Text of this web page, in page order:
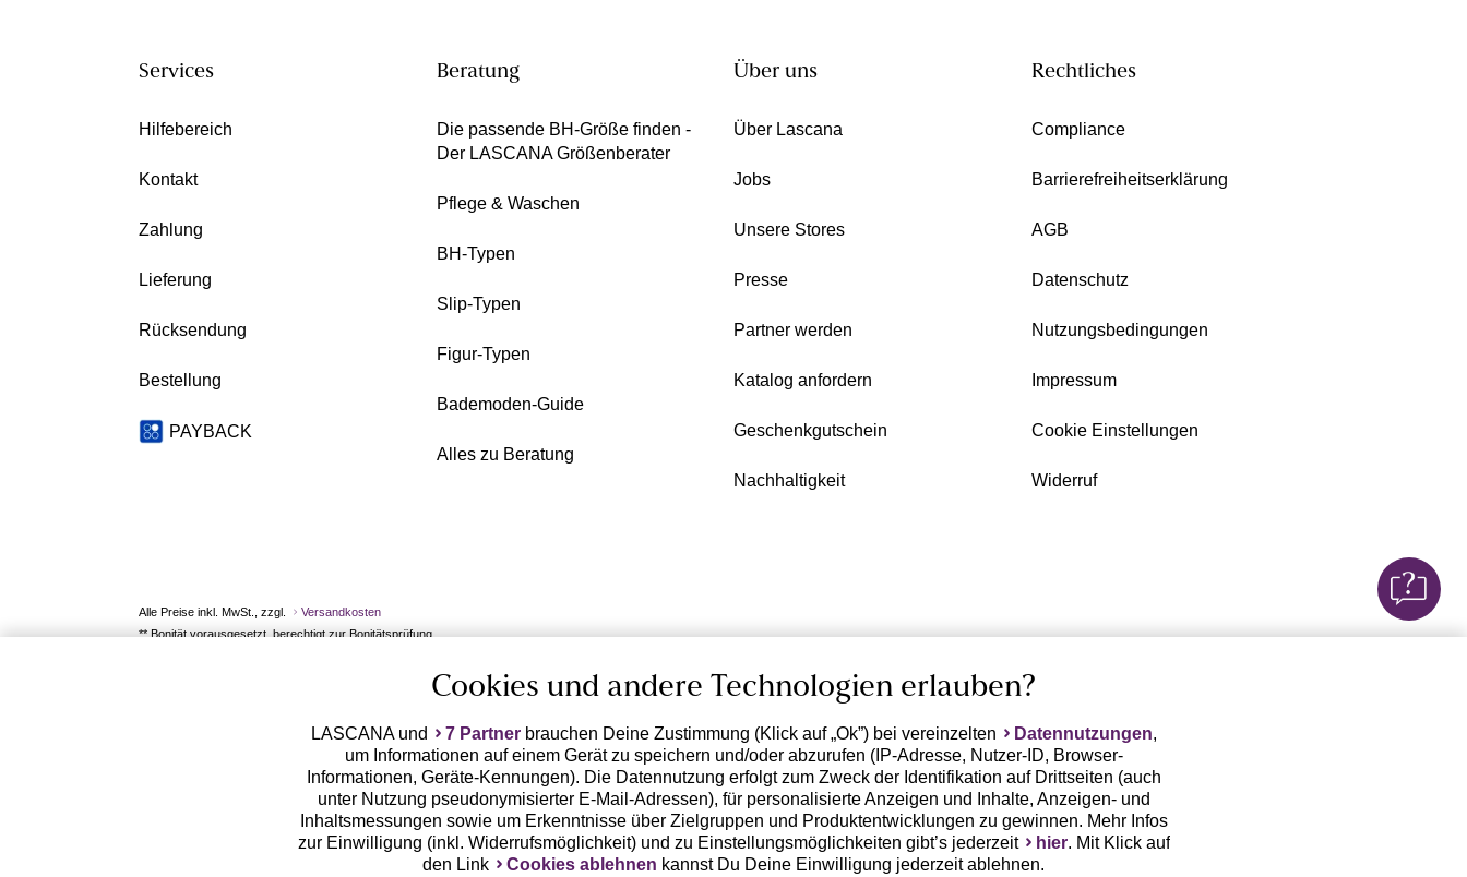
Services
Hilfebereich
Kontakt
Zahlung
Lieferung
Rücksendung
Bestellung
PAYBACK
Beratung
Die passende BH-Größe finden -
Der LASCANA Größenberater
Pflege & Waschen
BH-Typen
Slip-Typen
Figur-Typen
Bademoden-Guide
Alles zu Beratung
Über uns
Über Lascana
Jobs
Unsere Stores
Presse
Partner werden
Katalog anfordern
Geschenkgutschein
Nachhaltigkeit
Rechtliches
Compliance
Barrierefreiheitserklärung
AGB
Datenschutz
Nutzungsbedingungen
Impressum
Cookie Einstellungen
Widerruf
Alle Preise inkl. MwSt., zzgl.
Versandkosten
** Bonität vorausgesetzt, berechtigt zur Bonitätsprüfung
Cookies und andere Technologien erlauben?
LASCANA und 7 Partnerbrauchen Deine Zustimmung (Klick auf „Ok”) bei vereinzelten Datennutzungen,
um Informationen auf einem Gerät zu speichern und/oder abzurufen (IP-Adresse, Nutzer-ID, Browser-
Informationen, Geräte-Kennungen). Die Datennutzung erfolgt zum Zweck der Identifikation auf Drittseiten (auch
unter Nutzung pseudonymisierter E-Mail-Adressen), für personalisierte Anzeigen und Inhalte, Anzeigen- und
Inhaltsmessungen sowie um Erkenntnisse über Zielgruppen und Produktentwicklungen zu gewinnen. Mehr Infos
zur Einwilligung (inkl. Widerrufsmöglichkeit) und zu Einstellungsmöglichkeiten gibt’s jederzeit
hier. Mit Klick auf
den Link
Cookies ablehnen kannst Du Deine Einwilligung jederzeit ablehnen.